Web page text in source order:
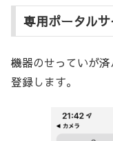
専用ポータルサ
機器のせっていが
登録します。